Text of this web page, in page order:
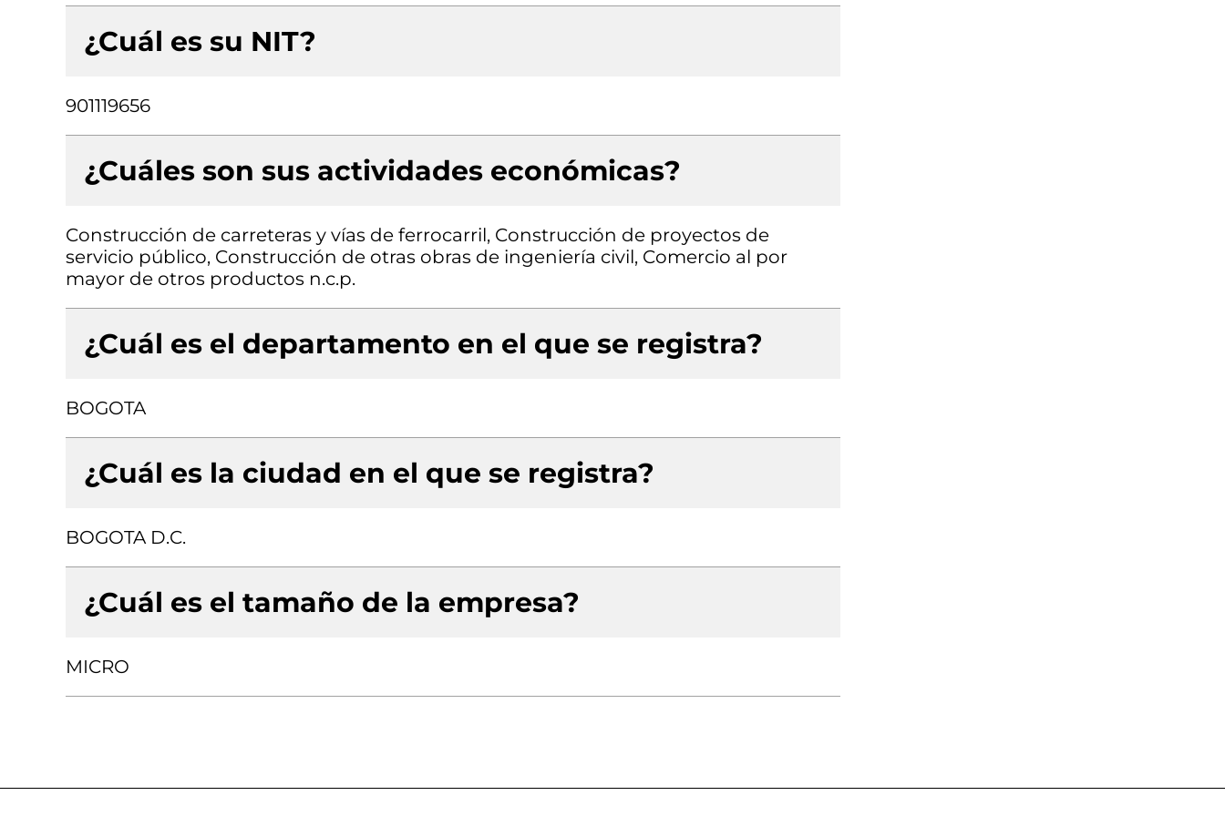
¿Cuál es su NIT?
901119656
¿Cuáles son sus actividades económicas?
Construcción de carreteras y vías de ferrocarril, Construcción de proyectos de
servicio público, Construcción de otras obras de ingeniería civil, Comercio al por
mayor de otros productos n.c.p.
¿Cuál es el departamento en el que se registra?
BOGOTA
¿Cuál es la ciudad en el que se registra?
BOGOTA D.C.
¿Cuál es el tamaño de la empresa?
MICRO